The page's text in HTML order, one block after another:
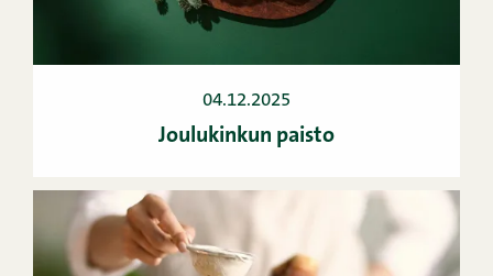
04.12.2025
Joulukinkun paisto